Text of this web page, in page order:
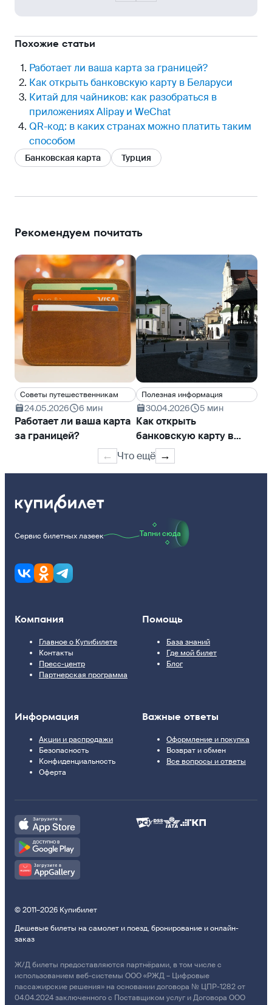
Похожие статьи
Работает ли ваша карта за границей?
Как открыть банковскую карту в Беларуси
Китай для чайников: как разобраться в
приложениях Alipay и WeChat
QR-код: в каких странах можно платить таким
способом
Банковская карта Турция
Рекомендуем почитать
Cоветы путешественникам
24.05.2026 6 мин
Работает ли ваша карта
за границей?
Полезная информация
30.04.2026 5 мин
Как открыть
банковскую карту в
Беларуси
← Что ещё →
Сервис билетных лазеек Тапни сюда
Компания
Главное о Купибилете
Контакты
Пресс-центр
Партнерская программа
Помощь
База знаний
Где мой билет
Блог
Информация
Акции и распродажи
Безопасность
Конфиденциальность
Оферта
Важные ответы
Оформление и покупка
Возврат и обмен
Все вопросы и ответы
© 2011–2026 Купибилет
Дешевые билеты на самолет и поезд, бронирование и онлайн-
заказ
Ж/Д билеты предоставляются партнёрами, в том числе с
использованием веб-системы ООО «РЖД – Цифровые
пассажирские решения» на основании договора № ЦПР-1282 от
04.04.2024 заключенного с Поставщиком услуг и Договора ООО